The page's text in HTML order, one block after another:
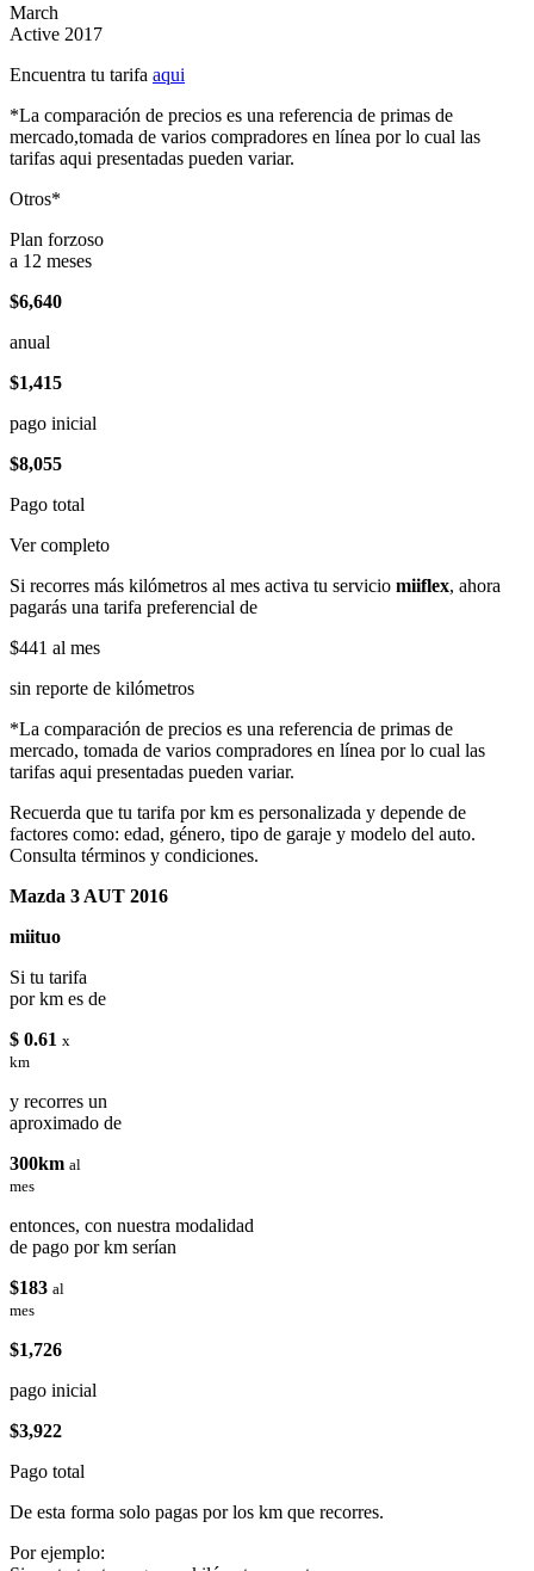
March
Active 2017
Encuentra tu tarifa aqui
*La comparación de precios es una referencia de primas de
mercado,tomada de varios compradores en línea por lo cual las
tarifas aqui presentadas pueden variar.
Otros*
Plan forzoso
a 12 meses
$6,640
anual
$1,415
pago inicial
$8,055
Pago total
Ver completo
Si recorres más kilómetros al mes activa tu servicio miiflex, ahora
pagarás una tarifa preferencial de
$441 al mes
sin reporte de kilómetros
*La comparación de precios es una referencia de primas de
mercado, tomada de varios compradores en línea por lo cual las
tarifas aqui presentadas pueden variar.
Recuerda que tu tarifa por km es personalizada y depende de
factores como: edad, género, tipo de garaje y modelo del auto.
Consulta términos y condiciones.
Mazda 3 AUT 2016
miituo
Si tu tarifa
por km es de
$ 0.61 x
km
y recorres un
aproximado de
300km al
mes
entonces, con nuestra modalidad
de pago por km serían
$183 al
mes
$1,726
pago inicial
$3,922
Pago total
De esta forma solo pagas por los km que recorres.
Por ejemplo: